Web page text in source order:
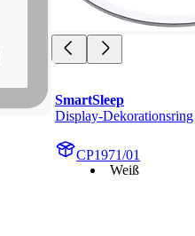
SmartSleep
Display-Dekorationsring
CP1971/01
Weiß